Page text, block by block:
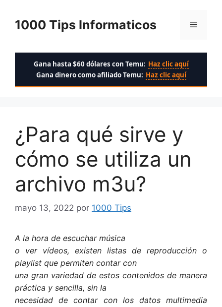
contenido
1000 Tips Informaticos Menú
Gana hasta $60 dólares con Temu: Haz clic aquí
Gana dinero como afiliado Temu: Haz clic aquí
¿Para qué sirve y
cómo se utiliza un
archivo m3u?
mayo 13, 2022 por 1000 Tips
A la hora de escuchar música
o ver vídeos, existen listas de reproducción o
playlist que permiten contar con
una gran variedad de estos contenidos de manera
práctica y sencilla, sin la
necesidad de contar con los datos multimedia